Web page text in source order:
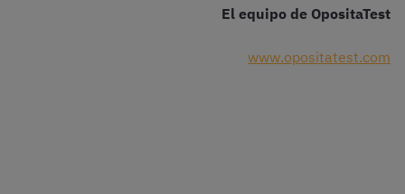
El equipo de OpositaTest
www.opositatest.com